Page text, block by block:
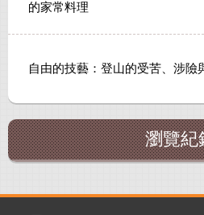
的家常料理
自由的技藝：登山的受苦、涉險
瀏覽紀